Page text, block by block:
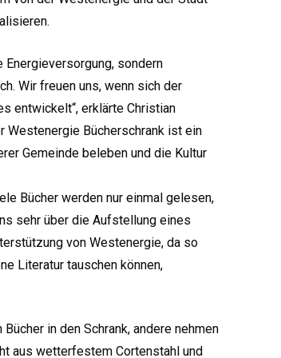
Energieversorgung, sondern
Wir freuen uns, wenn sich der
entwickelt“, erklärte Christian
Westenergie Bücherschrank ist ein
Gemeinde beleben und die Kultur
Bücher werden nur einmal gelesen,
sehr über die Aufstellung eines
von Westenergie, da so
Literatur tauschen können,
in den Schrank, andere nehmen
aus wetterfestem Cortenstahl und